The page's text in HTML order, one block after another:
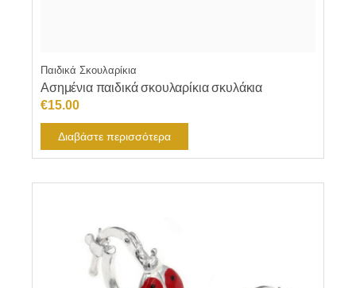
Παιδικά Σκουλαρίκια
Ασημένια παιδικά σκουλαρίκια σκυλάκια
€15.00
Διαβάστε περισσότερα